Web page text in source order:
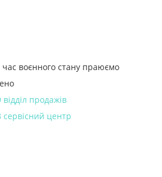
воєнного стану праюємо
продажів
сервісний центр